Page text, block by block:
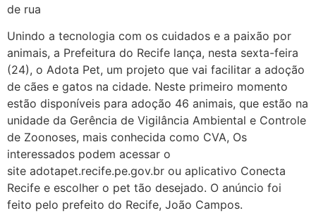
de rua
Unindo a tecnologia com os cuidados e a paixão por
animais, a Prefeitura do Recife lança, nesta sexta-feira
(24), o Adota Pet, um projeto que vai facilitar a adoção
de cães e gatos na cidade. Neste primeiro momento
estão disponíveis para adoção 46 animais, que estão na
unidade da Gerência de Vigilância Ambiental e Controle
de Zoonoses, mais conhecida como CVA, Os
interessados podem acessar o
site adotapet.recife.pe.gov.br ou aplicativo Conecta
Recife e escolher o pet tão desejado. O anúncio foi
feito pelo prefeito do Recife, João Campos.